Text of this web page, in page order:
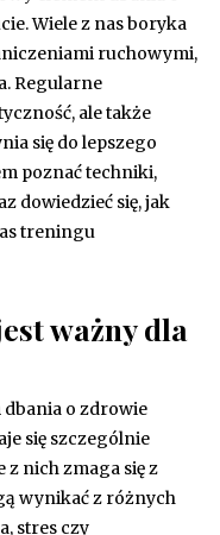
Wiele z nas boryka
ruchowymi,
Regularne
ale także
się do lepszego
poznać techniki,
dowiedzieć się, jak
treningu
ważny dla
o zdrowie
się szczególnie
nich zmaga się z
wynikać z różnych
stres czy